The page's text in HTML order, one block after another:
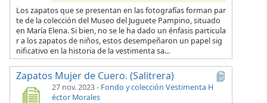
Los zapatos que se presentan en las fotografías forman par
te de la colección del Museo del Juguete Pampino, situado
en María Elena. Si bien, no se le ha dado un énfasis particula
r a los zapatos de niños, estos desempeñaron un papel sig
nificativo en la historia de la vestimenta sa...
Zapatos Mujer de Cuero. (Salitrera)
27 nov. 2023- Fondo y colección Vestimenta H
éctor Morales